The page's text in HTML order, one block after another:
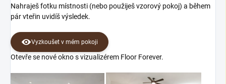
Nahraješ fotku místnosti (nebo použiješ vzorový pokoj) a během
pár vteřin uvidíš výsledek.
Vyzkoušet v mém pokoji
Otevře se nové okno s vizualizérem Floor Forever.